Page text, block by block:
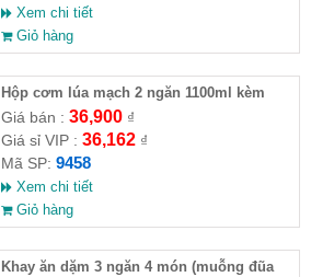
Xem chi tiết
Giỏ hàng
Hộp cơm lúa mạch 2 ngăn 1100ml kèm
muỗng đũa
Giá bán : 36,900₫
Giá sỉ VIP : 36,162₫
Mã SP: 9458
Xem chi tiết
Giỏ hàng
Khay ăn dặm 3 ngăn 4 món (muỗng đũa